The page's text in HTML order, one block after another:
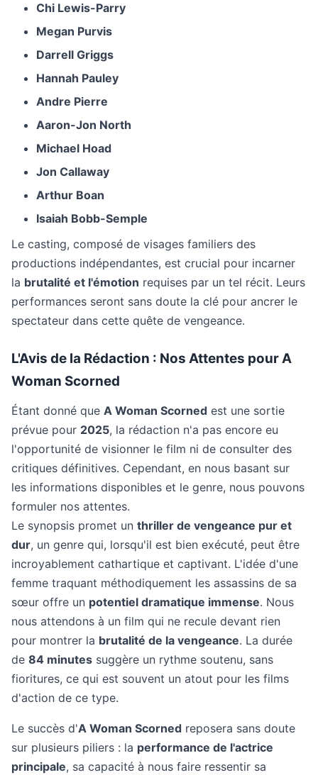
Chi Lewis-Parry
Megan Purvis
Darrell Griggs
Hannah Pauley
Andre Pierre
Aaron-Jon North
Michael Hoad
Jon Callaway
Arthur Boan
Isaiah Bobb-Semple
Le casting, composé de visages familiers des
productions indépendantes, est crucial pour incarner
la brutalité et l'émotion requises par un tel récit. Leurs
performances seront sans doute la clé pour ancrer le
spectateur dans cette quête de vengeance.
L'Avis de la Rédaction : Nos Attentes pour A
Woman Scorned
Étant donné que A Woman Scorned est une sortie
prévue pour 2025, la rédaction n'a pas encore eu
l'opportunité de visionner le film ni de consulter des
critiques définitives. Cependant, en nous basant sur
les informations disponibles et le genre, nous pouvons
formuler nos attentes.
Le synopsis promet un thriller de vengeance pur et
dur, un genre qui, lorsqu'il est bien exécuté, peut être
incroyablement cathartique et captivant. L'idée d'une
femme traquant méthodiquement les assassins de sa
sœur offre un potentiel dramatique immense. Nous
nous attendons à un film qui ne recule devant rien
pour montrer la brutalité de la vengeance. La durée
de 84 minutes suggère un rythme soutenu, sans
fioritures, ce qui est souvent un atout pour les films
d'action de ce type.
Le succès d'A Woman Scorned reposera sans doute
sur plusieurs piliers : la performance de l'actrice
principale, sa capacité à nous faire ressentir sa